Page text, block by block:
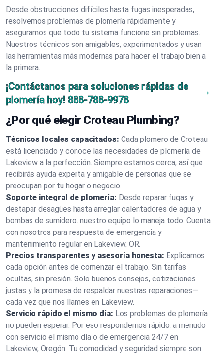
Desde obstrucciones difíciles hasta fugas inesperadas,
resolvemos problemas de plomería rápidamente y
aseguramos que todo tu sistema funcione sin problemas.
Nuestros técnicos son amigables, experimentados y usan
las herramientas más modernas para hacer el trabajo bien a
la primera.
¡Contáctanos para soluciones rápidas de
plomería hoy! 888-788-9978
¿Por qué elegir Croteau Plumbing?
Técnicos locales capacitados: Cada plomero de Croteau
está licenciado y conoce las necesidades de plomería de
Lakeview a la perfección. Siempre estamos cerca, así que
recibirás ayuda experta y amigable de personas que se
preocupan por tu hogar o negocio.
Soporte integral de plomería: Desde reparar fugas y
destapar desagües hasta arreglar calentadores de agua y
bombas de sumidero, nuestro equipo lo maneja todo. Cuenta
con nosotros para respuesta de emergencia y
mantenimiento regular en Lakeview, OR.
Precios transparentes y asesoría honesta: Explicamos
cada opción antes de comenzar el trabajo. Sin tarifas
ocultas, sin presión. Solo buenos consejos, cotizaciones
justas y la promesa de respaldar nuestras reparaciones—
cada vez que nos llames en Lakeview.
Servicio rápido el mismo día: Los problemas de plomería
no pueden esperar. Por eso respondemos rápido, a menudo
con servicio el mismo día o de emergencia 24/7 en
Lakeview, Oregón. Tu comodidad y seguridad siempre son